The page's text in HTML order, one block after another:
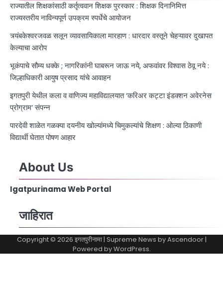
राज्यातील शिक्षकांसाठी कर्तृत्ववान शिक्षक पुरस्कार : शिक्षक दिनानिमित्त
राज्यस्तरीय नाविन्यपूर्ण उपक्रम स्पर्धेचे आयोजन
त्र्यंबकेश्वरजवळ सलून व्यावसायिकाला मारहाण : धारदार वस्तूने चेहऱ्यावर दुखापत
केल्याचा आरोप
भूकंपाचे सौम्य धक्के ; नागरिकांनी घाबरून जाऊ नये, अफवांवर विश्वास ठेवू नये :
जिल्हाधिकारी आयुष प्रसाद यांचे आवाहन
इगतपुरी येथील कला व वाणिज्य महाविद्यालयात ‘करिअर कट्टा इंडक्शन अवेरनेस
प्रोग्राम’ संपन्न
पारदेवी शाळेत गळक्या दयनीय खोल्यांमध्ये चिमुकल्यांचे शिक्षण : ओल्या ठिकाणी
विद्यार्थी घेतात पोषण आहार
About Us
Igatpurinama Web Portal
जाहिरात
Copyright © 2026 इगतपुरीनामा| Supreme News byAscendoor|
Powered byWordPress.